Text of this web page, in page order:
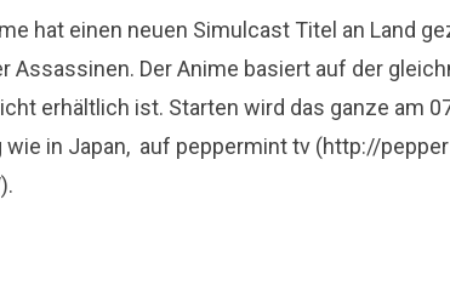
hat einen neuen Simulcast Titel an Land
Assassinen. Der Anime basiert auf der
erhältlich ist. Starten wird das ganze am
wie in Japan, auf peppermint tv (http://